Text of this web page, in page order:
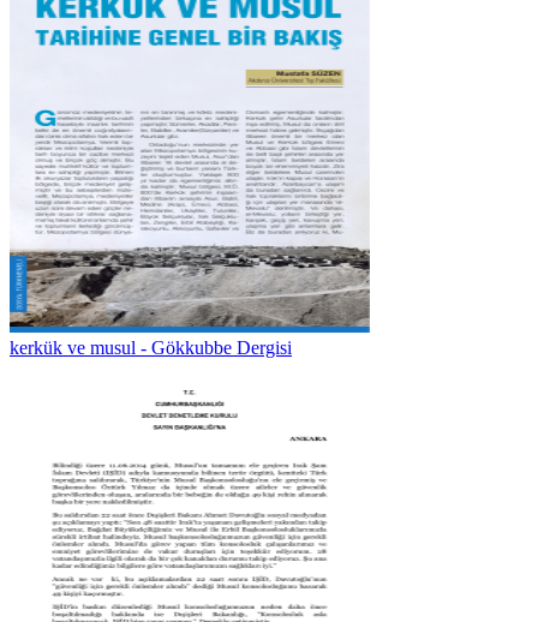
kerkük ve musul - Gökkubbe Dergisi